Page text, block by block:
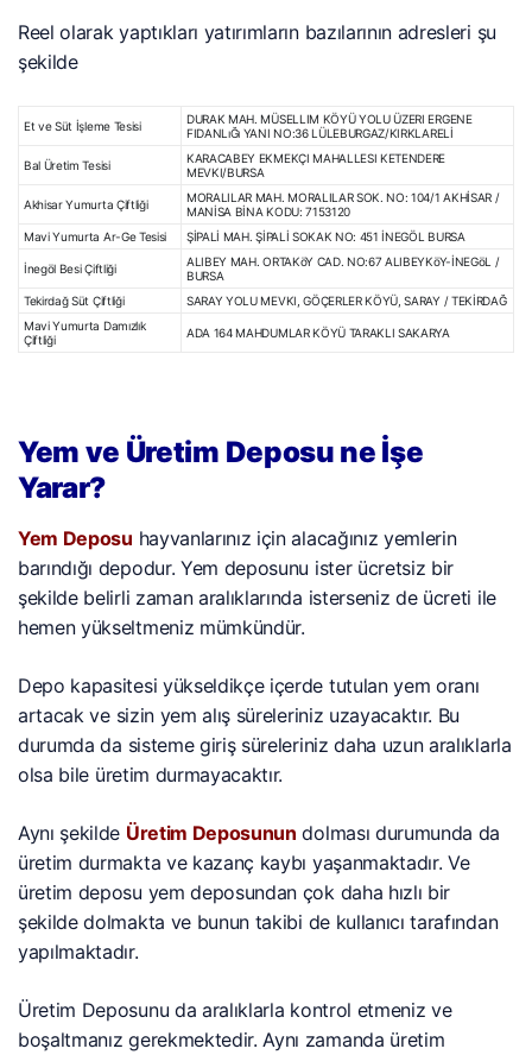
Reel olarak yaptıkları yatırımların bazılarının adresleri şu
şekilde
Et ve Süt İşleme Tesisi
DURAK MAH. MÜSELLIM KÖYÜ YOLU ÜZERI ERGENE
FIDANLıĞı YANI NO:36 LÜLEBURGAZ/KIRKLARELİ
Bal Üretim Tesisi
KARACABEY EKMEKÇI MAHALLESI KETENDERE
MEVKI/BURSA
Akhisar Yumurta Çiftliği
MORALILAR MAH. MORALILAR SOK. NO: 104/1 AKHİSAR /
MANİSA BİNA KODU: 7153120
Mavi Yumurta Ar-Ge Tesisi
ŞİPALİ MAH. ŞİPALİ SOKAK NO: 451 İNEGÖL BURSA
İnegöl Besi Çiftliği
ALIBEY MAH. ORTAKöY CAD. NO:67 ALIBEYKöY-İNEGöL /
BURSA
Tekirdağ Süt Çiftliği
SARAY YOLU MEVKI, GÖÇERLER KÖYÜ, SARAY / TEKİRDAĞ
Mavi Yumurta Damızlık
Çiftliği
ADA 164 MAHDUMLAR KÖYÜ TARAKLI SAKARYA
Yem ve Üretim Deposu ne İşe
Yarar?
Yem Deposu hayvanlarınız için alacağınız yemlerin
barındığı depodur. Yem deposunu ister ücretsiz bir
şekilde belirli zaman aralıklarında isterseniz de ücreti ile
hemen yükseltmeniz mümkündür.
Depo kapasitesi yükseldikçe içerde tutulan yem oranı
artacak ve sizin yem alış süreleriniz uzayacaktır. Bu
durumda da sisteme giriş süreleriniz daha uzun aralıklarla
olsa bile üretim durmayacaktır.
Aynı şekilde Üretim Deposunun dolması durumunda da
üretim durmakta ve kazanç kaybı yaşanmaktadır. Ve
üretim deposu yem deposundan çok daha hızlı bir
şekilde dolmakta ve bunun takibi de kullanıcı tarafından
yapılmaktadır.
Üretim Deposunu da aralıklarla kontrol etmeniz ve
boşaltmanız gerekmektedir. Aynı zamanda üretim